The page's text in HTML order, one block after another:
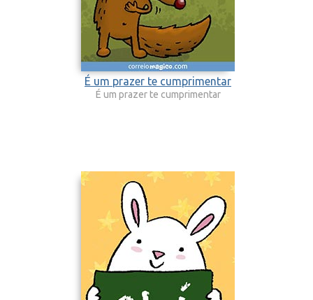
É um prazer te cumprimentar
É um prazer te cumprimentar